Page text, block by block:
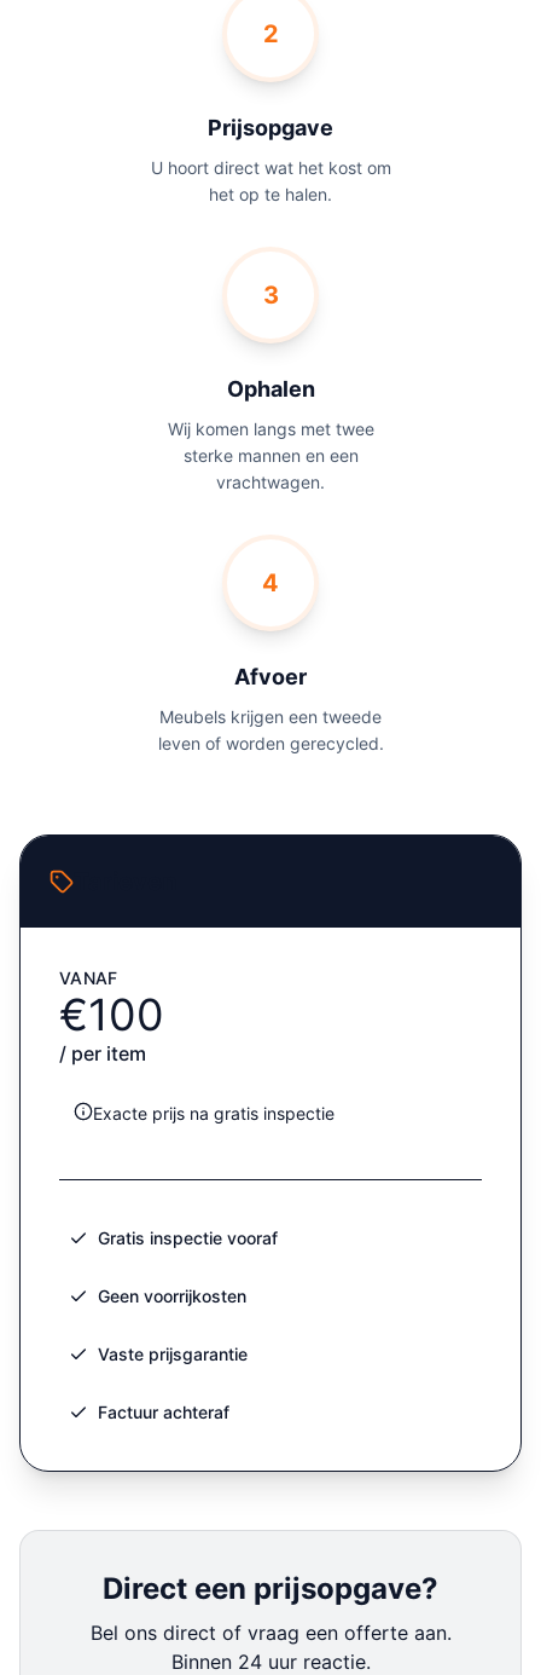
2
Prijsopgave
U hoort direct wat het kost om
het op te halen.
3
Ophalen
Wij komen langs met twee
sterke mannen en een
vrachtwagen.
4
Afvoer
Meubels krijgen een tweede
leven of worden gerecycled.
VANAF
€100
/ per item
Exacte prijs na gratis inspectie
Gratis inspectie vooraf
Geen voorrijkosten
Vaste prijsgarantie
Factuur achteraf
Direct een prijsopgave?
Bel ons direct of vraag een offerte aan.
Binnen 24 uur reactie.